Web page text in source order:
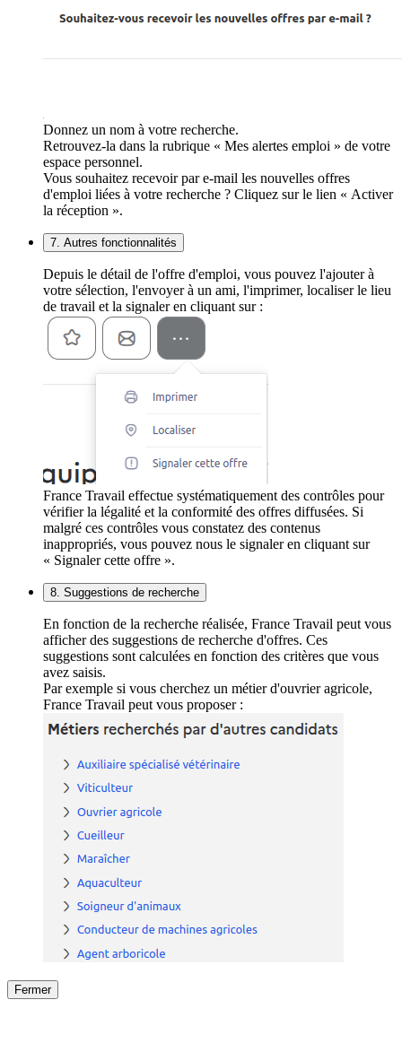
Donnez un nom à votre recherche.
Retrouvez-la dans la rubrique « Mes alertes emploi » de votre
espace personnel.
Vous souhaitez recevoir par e-mail les nouvelles offres
d'emploi liées à votre recherche ? Cliquez sur le lien « Activer
la réception ».
7. Autres fonctionnalités
Depuis le détail de l'offre d'emploi, vous pouvez l'ajouter à
votre sélection, l'envoyer à un ami, l'imprimer, localiser le lieu
de travail et la signaler en cliquant sur :
France Travail effectue systématiquement des contrôles pour
vérifier la légalité et la conformité des offres diffusées. Si
malgré ces contrôles vous constatez des contenus
inappropriés, vous pouvez nous le signaler en cliquant sur
« Signaler cette offre ».
8. Suggestions de recherche
En fonction de la recherche réalisée, France Travail peut vous
afficher des suggestions de recherche d'offres. Ces
suggestions sont calculées en fonction des critères que vous
avez saisis.
Par exemple si vous cherchez un métier d'ouvrier agricole,
France Travail peut vous proposer :
Fermer